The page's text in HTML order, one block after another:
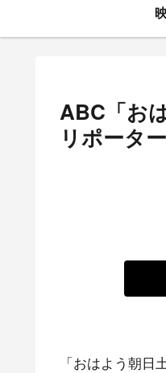
ABC「お
リポータ
「おはよう朝